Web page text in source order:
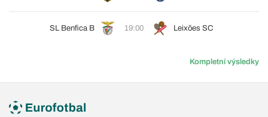
SL Benfica B 19:00 Leixões SC
Kompletní výsledky